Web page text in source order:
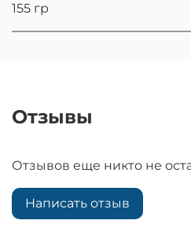
155 гр
Отзывы
Отзывов еще никто не
Написать отзыв